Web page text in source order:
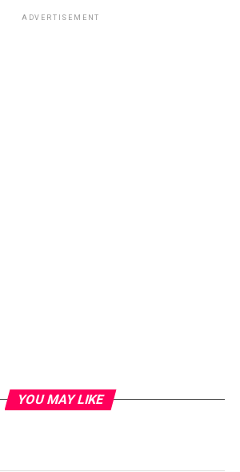
ADVERTISEMENT
YOU MAY LIKE